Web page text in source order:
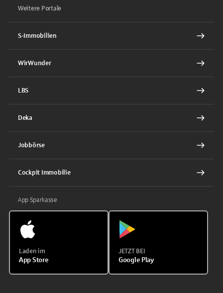
Weitere Portale
S-Immobilien
WirWunder
LBS
Deka
Jobbörse
Cockpit Immobilie
App Sparkasse
Laden im
App Store
JETZT BEI
Google Play